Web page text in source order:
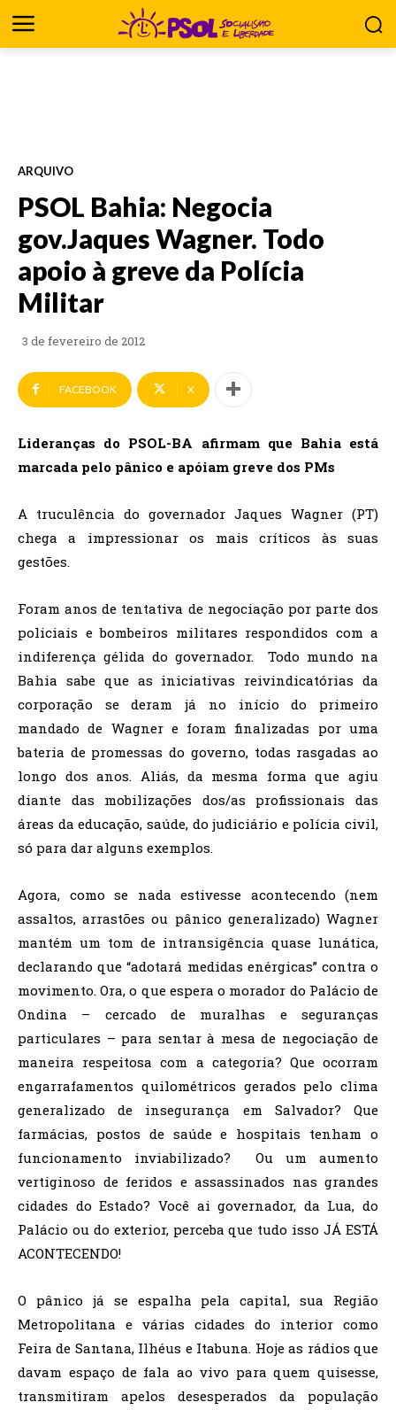
ARQUIVO
PSOL Bahia: Negocia
gov.Jaques Wagner. Todo
apoio à greve da Polícia
Militar
3 de fevereiro de 2012
FACEBOOK X
Lideranças do PSOL-BA afirmam que Bahia está
marcada pelo pânico e apóiam greve dos PMs
A truculência do governador Jaques Wagner (PT)
chega a impressionar os mais críticos às suas
gestões.
Foram anos de tentativa de negociação por parte dos
policiais e bombeiros militares respondidos com a
indiferença gélida do governador. Todo mundo na
Bahia sabe que as iniciativas reivindicatórias da
corporação se deram já no início do primeiro
mandado de Wagner e foram finalizadas por uma
bateria de promessas do governo, todas rasgadas ao
longo dos anos. Aliás, da mesma forma que agiu
diante das mobilizações dos/as profissionais das
áreas da educação, saúde, do judiciário e polícia civil,
só para dar alguns exemplos.
Agora, como se nada estivesse acontecendo (nem
assaltos, arrastões ou pânico generalizado) Wagner
mantém um tom de intransigência quase lunática,
declarando que “adotará medidas enérgicas” contra o
movimento. Ora, o que espera o morador do Palácio de
Ondina – cercado de muralhas e seguranças
particulares – para sentar à mesa de negociação de
maneira respeitosa com a categoria? Que ocorram
engarrafamentos quilométricos gerados pelo clima
generalizado de insegurança em Salvador? Que
farmácias, postos de saúde e hospitais tenham o
funcionamento inviabilizado? Ou um aumento
vertiginoso de feridos e assassinados nas grandes
cidades do Estado? Você ai governador, da Lua, do
Palácio ou do exterior, perceba que tudo isso JÁ ESTÁ
ACONTECENDO!
O pânico já se espalha pela capital, sua Região
Metropolitana e várias cidades do interior como
Feira de Santana, Ilhéus e Itabuna. Hoje as rádios que
davam espaço de fala ao vivo para quem quisesse,
transmitiram apelos desesperados da população